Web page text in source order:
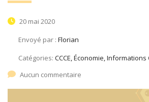
20 mai 2020
Envoyé par : Florian
Catégories: CCCE, Économie,
Aucun commentaire